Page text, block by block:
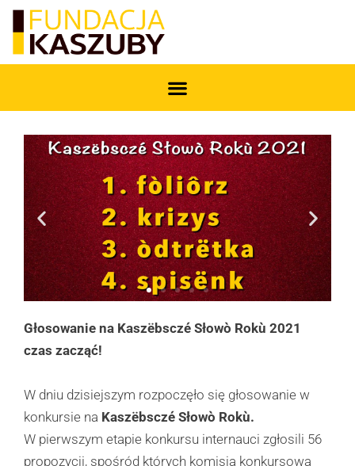
Głosowanie na Kaszëbsczé Słowò Rokù 2021
czas zacząć!
W dniu dzisiejszym rozpoczęło się głosowanie w
konkursie na Kaszëbsczé Słowò Rokù.
W pierwszym etapie konkursu internauci zgłosili 56
propozycji, spośród których komisja konkursowa